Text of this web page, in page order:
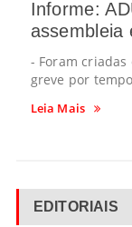
Informe:
assembleia
- Foram
greve por
Leia Mais
EDITORIAIS